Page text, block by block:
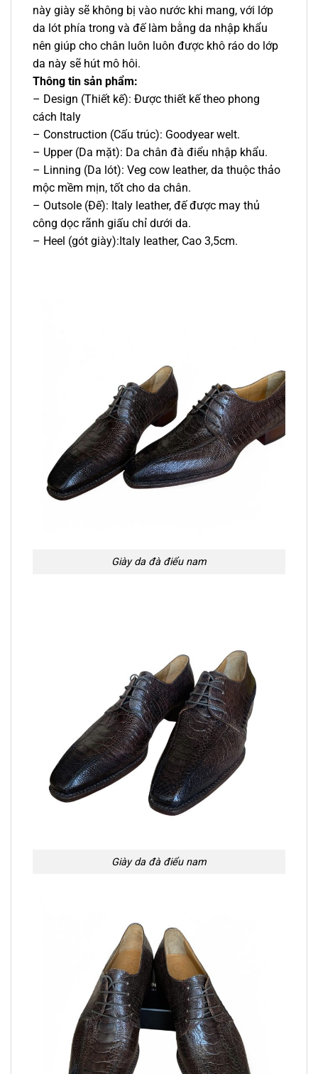
này giày sẽ không bị vào nước khi mang, với lớp
da lót phía trong và đế làm bằng da nhập khẩu
nên giúp cho chân luôn luôn được khô ráo do lớp
da này sẽ hút mô hôi.
Thông tin sản phẩm:
– Design (Thiết kế): Được thiết kế theo phong
cách Italy
– Construction (Cấu trúc): Goodyear welt.
– Upper (Da mặt): Da chân đà điểu nhập khẩu.
– Linning (Da lót): Veg cow leather, da thuộc thảo
mộc mềm mịn, tốt cho da chân.
– Outsole (Đế): Italy leather, đế được may thủ
công dọc rãnh giấu chỉ dưới da.
– Heel (gót giày):Italy leather, Cao 3,5cm.
Giày da đà điểu nam
Giày da đà điểu nam